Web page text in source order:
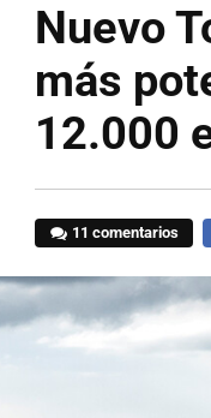
Nuevo
más
12.000
11 comentarios